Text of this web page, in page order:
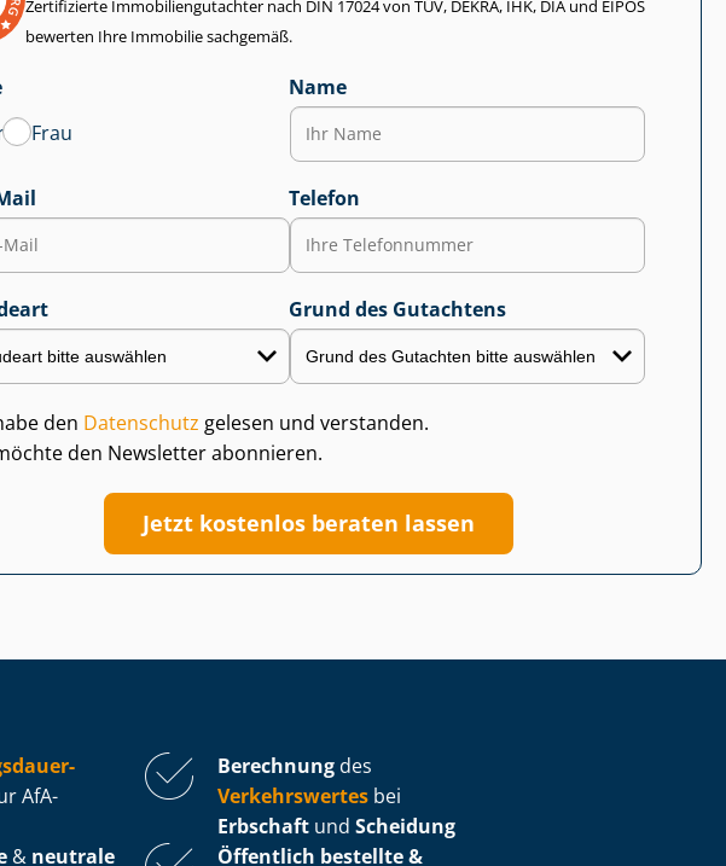
Zertifizierte Im­mo­bi­li­en­gut­ach­ter nach DIN 17024 von TÜV, DEKRA, IHK, DIA und EIPOS
bewerten Ihre Immobilie sachgemäß.
Frau
Name
Telefon
Grund des Gutachtens
den Datenschutz gelesen und verstanden.
den Newsletter abonnieren.
Jetzt kostenlos beraten lassen
AfA-
Berechnung des
Verkehrswertes bei
Erbschaft und Scheidung
& neutrale
Öffentlich bestellte &